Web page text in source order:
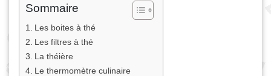
Sommaire
Les boites à thé
Les filtres à thé
La théière
Le thermomètre culinaire